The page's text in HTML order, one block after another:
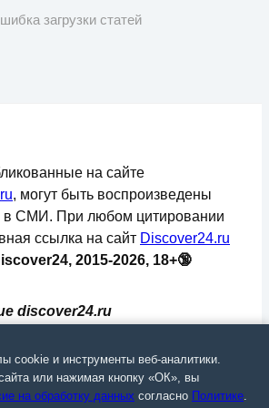
загрузки статей
discover24.ru
связи, информационных
коммуникаций
Регистрационный номер: ЭЛ №
на сайте
, могут быть воспроизведены
в СМИ. При любом цитировании
ссылка на сайт Discover24.ru
2015-2026, 18+🔞
cookie и инструменты веб-аналитики.
или нажимая кнопку «ОК», вы
на обработку данных согласно Политике.